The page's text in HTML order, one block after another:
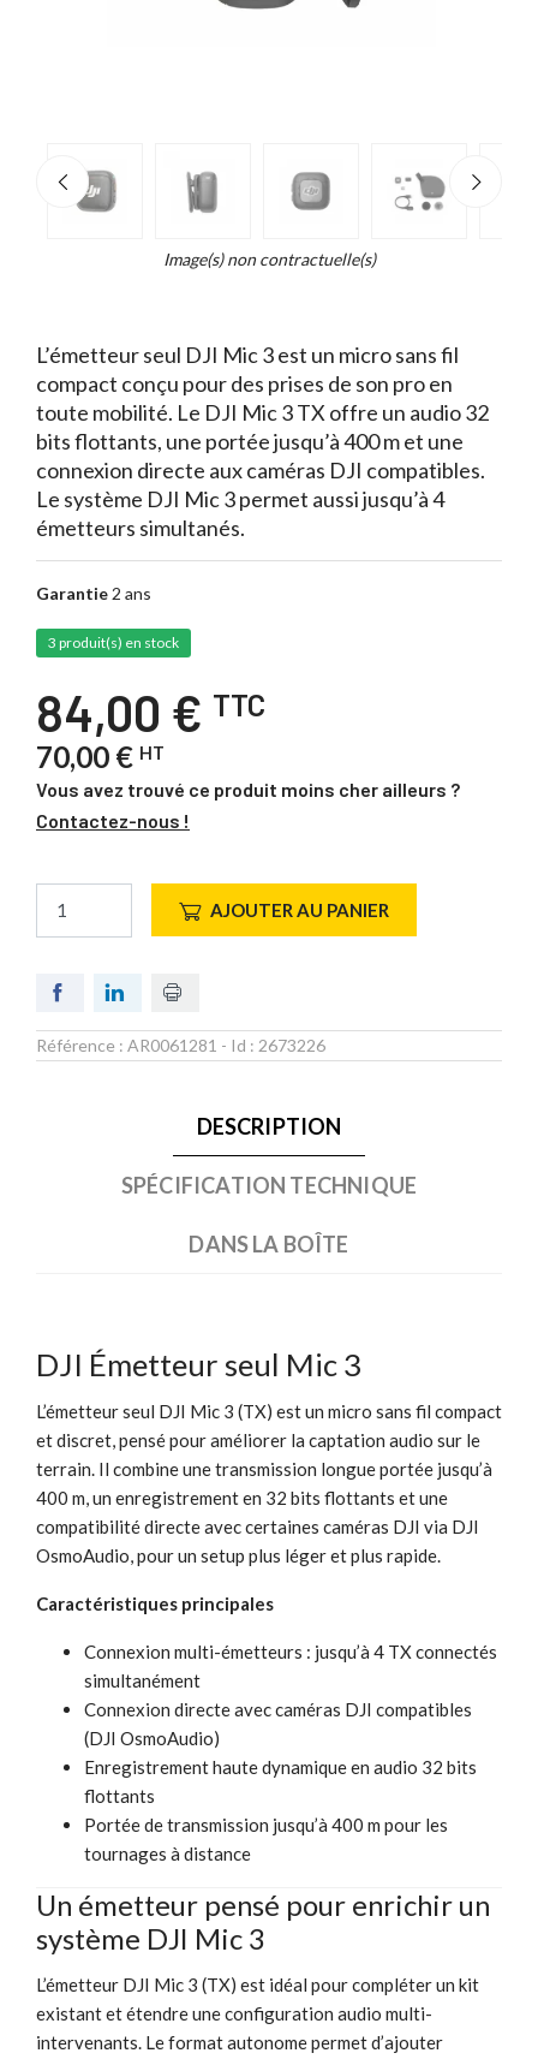
Image(s) non contractuelle(s)
L’émetteur seul DJI Mic 3 est un micro sans fil
compact conçu pour des prises de son pro en
toute mobilité. Le DJI Mic 3 TX offre un audio 32
bits flottants, une portée jusqu’à 400 m et une
connexion directe aux caméras DJI compatibles.
Le système DJI Mic 3 permet aussi jusqu’à 4
émetteurs simultanés.
Garantie 2 ans
3 produit(s) en stock
84,00 € TTC
70,00 € HT
Vous avez trouvé ce produit moins cher ailleurs ?
Contactez-nous !
AJOUTER AU PANIER
Référence : AR0061281 - Id : 2673226
DESCRIPTION
SPÉCIFICATION TECHNIQUE
DANS LA BOÎTE
DJI Émetteur seul Mic 3
L’émetteur seul DJI Mic 3 (TX) est un micro sans fil compact
et discret, pensé pour améliorer la captation audio sur le
terrain. Il combine une transmission longue portée jusqu’à
400 m, un enregistrement en 32 bits flottants et une
compatibilité directe avec certaines caméras DJI via DJI
OsmoAudio, pour un setup plus léger et plus rapide.
Caractéristiques principales
Connexion multi-émetteurs : jusqu’à 4 TX connectés
simultanément
Connexion directe avec caméras DJI compatibles
(DJI OsmoAudio)
Enregistrement haute dynamique en audio 32 bits
flottants
Portée de transmission jusqu’à 400 m pour les
tournages à distance
Un émetteur pensé pour enrichir un
système DJI Mic 3
L’émetteur DJI Mic 3 (TX) est idéal pour compléter un kit
existant et étendre une configuration audio multi-
intervenants. Le format autonome permet d’ajouter